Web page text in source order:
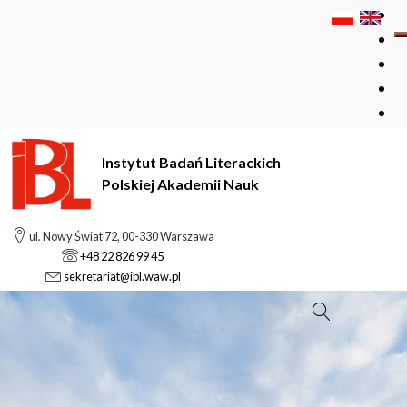
Instytut Badań Literackich
Polskiej Akademii Nauk
ul. Nowy Świat 72, 00-330 Warszawa
+48 22 826 99 45
sekretariat@ibl.waw.pl
Szukaj